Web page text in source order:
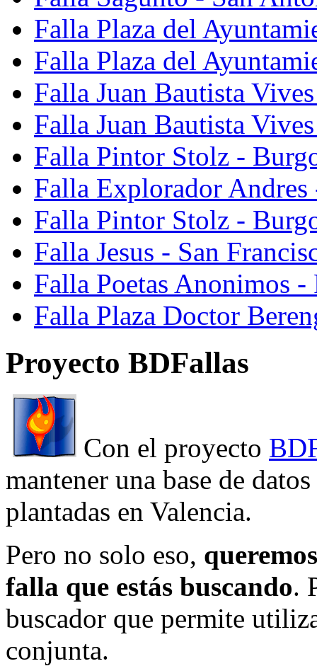
Falla Plaza del
Falla Plaza del
Falla Juan Bautista
Falla Juan Bautista
Falla Pintor Stolz -
Falla Explorador Andres
Falla Pintor Stolz -
Falla Jesus - San
Falla Poetas Anonimos
Falla Plaza Doctor
Proyecto BDFallas
Con el proyecto
mantener una base de
plantadas en Valencia.
Pero no solo eso,
falla que estás buscando.
buscador que permite
conjunta.